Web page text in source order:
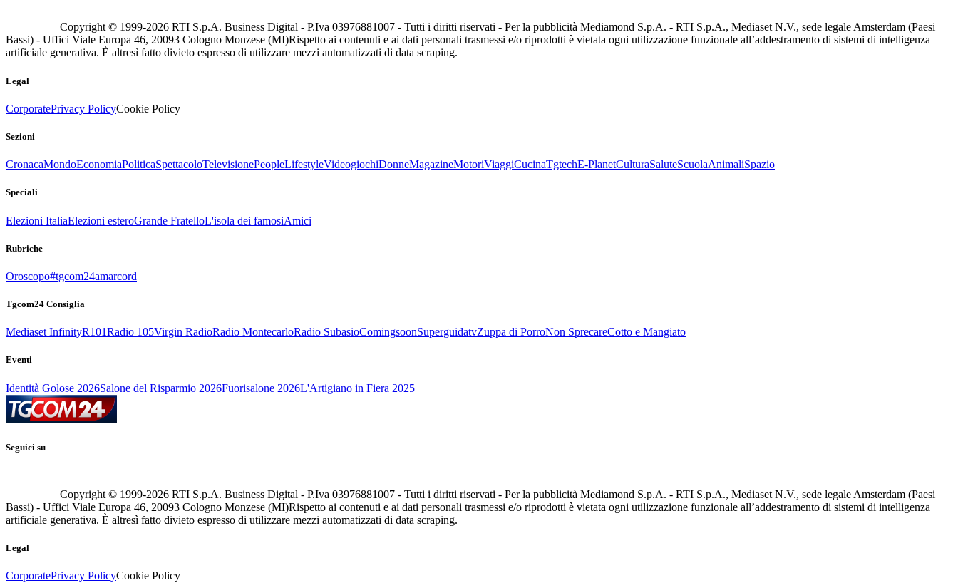
Copyright © 1999-2026 RTI S.p.A. Business Digital - P.Iva 03976881007 - Tutti i diritti riservati - Per la pubblicità Mediamond S.p.A. - RTI S.p.A., Mediaset N.V., sede legale Amsterdam (Paesi
Bassi) - Uffici Viale Europa 46, 20093 Cologno Monzese (MI)Rispetto ai contenuti e ai dati personali trasmessi e/o riprodotti è vietata ogni utilizzazione funzionale all’addestramento di sistemi di intelligenza
artificiale generativa. È altresì fatto divieto espresso di utilizzare mezzi automatizzati di data scraping.
Legal
CorporatePrivacy PolicyCookie Policy
Sezioni
CronacaMondoEconomiaPoliticaSpettacoloTelevisionePeopleLifestyleVideogiochiDonneMagazineMotoriViaggiCucinaTgtechE-PlanetCulturaSaluteScuolaAnimaliSpazio
Speciali
Elezioni ItaliaElezioni esteroGrande FratelloL'isola dei famosiAmici
Rubriche
Oroscopo#tgcom24amarcord
Tgcom24 Consiglia
Mediaset InfinityR101Radio 105Virgin RadioRadio MontecarloRadio SubasioComingsoonSuperguidatvZuppa di PorroNon SprecareCotto e Mangiato
Eventi
Identità Golose 2026Salone del Risparmio 2026Fuorisalone 2026L'Artigiano in Fiera 2025
Seguici su
Copyright © 1999-2026 RTI S.p.A. Business Digital - P.Iva 03976881007 - Tutti i diritti riservati - Per la pubblicità Mediamond S.p.A. - RTI S.p.A., Mediaset N.V., sede legale Amsterdam (Paesi
Bassi) - Uffici Viale Europa 46, 20093 Cologno Monzese (MI)Rispetto ai contenuti e ai dati personali trasmessi e/o riprodotti è vietata ogni utilizzazione funzionale all’addestramento di sistemi di intelligenza
artificiale generativa. È altresì fatto divieto espresso di utilizzare mezzi automatizzati di data scraping.
Legal
CorporatePrivacy PolicyCookie Policy